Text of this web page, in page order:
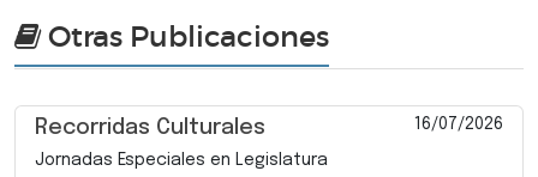
Otras Publicaciones
Recorridas Culturales 16/07/2026
Jornadas Especiales en Legislatura